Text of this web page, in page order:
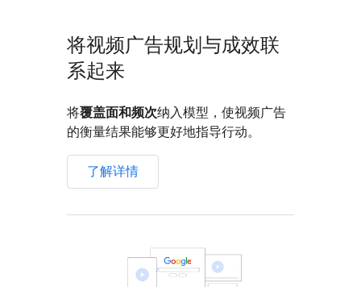
将视频广告规划与成效联
系起来
将覆盖面和频次纳入模型，使视频广告
的衡量结果能够更好地指导行动。
了解详情